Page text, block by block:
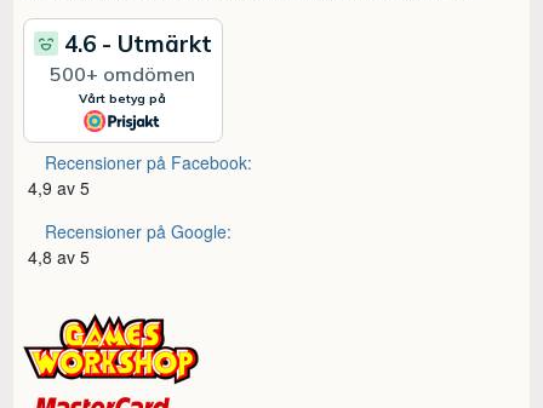
Recensioner på Facebook:
4,9 av 5
Recensioner på Google:
4,8 av 5